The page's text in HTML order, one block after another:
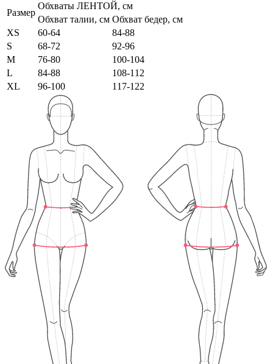
Размер
Обхваты ЛЕНТОЙ, см
Обхват талии, см Обхват бедер, см
XS
60-64
84-88
S
68-72
92-96
M
76-80
100-104
L
84-88
108-112
XL
96-100 117-122